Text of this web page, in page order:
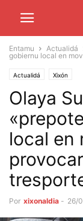
Entamu Actualidá
gobiernu local en
Actualidá Xixón
Olaya
local en
Por xixonaldia - 26/